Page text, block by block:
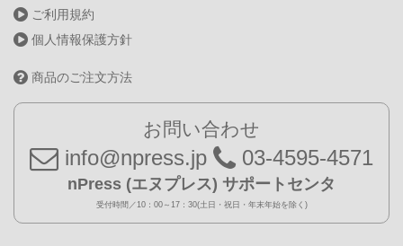
ご利用規約
個人情報保護方針
商品のご注文方法
お問い合わせ
info@npress.jp 03-4595-4571
nPress (エヌプレス) サポートセンタ
受付時間／10：00～17：30(土日・祝日・年末年始を除く)